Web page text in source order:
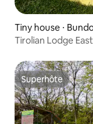
Tiny house ⋅
Tirolian Lodge
Superhôte
Superhôte